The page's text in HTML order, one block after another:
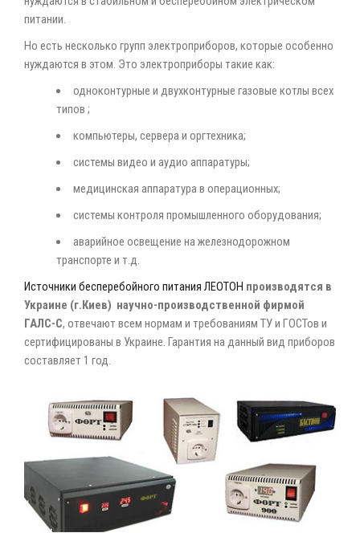
питании.
Но есть несколько групп электроприборов, которые особенно
нуждаются в этом. Это электроприборы такие как:
одноконтурные и двухконтурные газовые котлы всех
типов ;
компьютеры, сервера и оргтехника;
системы видео и аудио аппаратуры;
медицинская аппаратура в операционных;
системы контроля промышленного оборудования;
аварийное освещение на железнодорожном
транспорте и т.д.
Источники бесперебойного питания ЛЕОТОН производятся в
Украине (г.Киев) научно-производственной фирмой
ГАЛС-С, отвечают всем нормам и требованиям ТУ и ГОСТов и
сертифицированы в Украине. Гарантия на данный вид приборов
составляет 1 год.